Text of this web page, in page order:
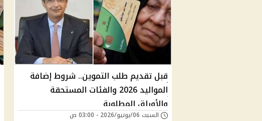
قبل تقديم طلب التموين.. شروط إضافة
المواليد 2026 والفئات المستحقة
والأوراق المطلوبة
السبت 06/يونيو/2026 - 03:00 ص